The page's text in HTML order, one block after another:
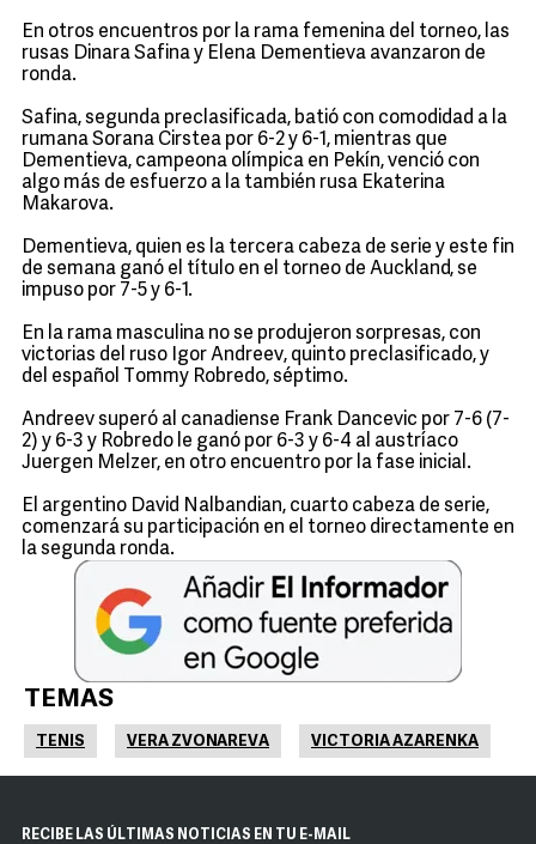
En otros encuentros por la rama femenina del torneo, las
rusas Dinara Safina y Elena Dementieva avanzaron de
ronda.
Safina, segunda preclasificada, batió con comodidad a la
rumana Sorana Cirstea por 6-2 y 6-1, mientras que
Dementieva, campeona olímpica en Pekín, venció con
algo más de esfuerzo a la también rusa Ekaterina
Makarova.
Dementieva, quien es la tercera cabeza de serie y este fin
de semana ganó el título en el torneo de Auckland, se
impuso por 7-5 y 6-1.
En la rama masculina no se produjeron sorpresas, con
victorias del ruso Igor Andreev, quinto preclasificado, y
del español Tommy Robredo, séptimo.
Andreev superó al canadiense Frank Dancevic por 7-6 (7-
2) y 6-3 y Robredo le ganó por 6-3 y 6-4 al austríaco
Juergen Melzer, en otro encuentro por la fase inicial.
El argentino David Nalbandian, cuarto cabeza de serie,
comenzará su participación en el torneo directamente en
la segunda ronda.
TEMAS
TENIS VERA ZVONAREVA VICTORIA AZARENKA
RECIBE LAS ÚLTIMAS NOTICIAS EN TU E-MAIL